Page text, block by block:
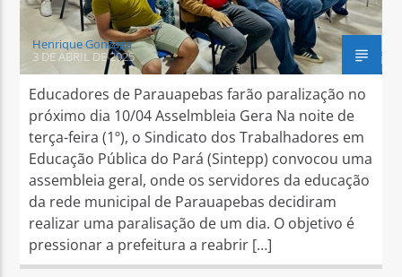
Henrique Gonzaga
3 DE ABRIL DE 2025
Educadores de Parauapebas farão paralização no
próximo dia 10/04 Asselmbleia Gera Na noite de
terça-feira (1º), o Sindicato dos Trabalhadores em
Educação Pública do Pará (Sintepp) convocou uma
assembleia geral, onde os servidores da educação
da rede municipal de Parauapebas decidiram
realizar uma paralisação de um dia. O objetivo é
pressionar a prefeitura a reabrir […]